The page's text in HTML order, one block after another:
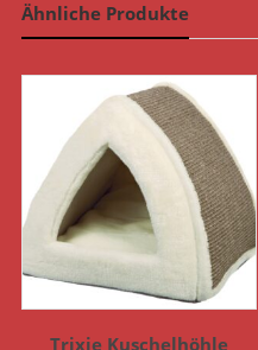
Ähnliche Produkte
Trixie Kuschelhöhle